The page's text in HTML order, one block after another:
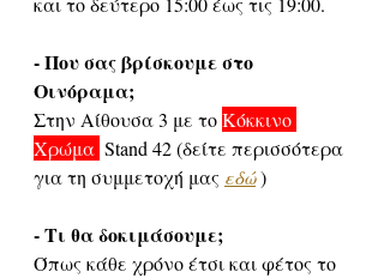
- Που σας βρίσκουμε στο
Οινόραμα;
Στην Αίθουσα 3 με το Κόκκινο
Χρώμα Stand 42 (δείτε περισσότερα
για τη συμμετοχή μας εδώ )
- Τι θα δοκιμάσουμε;
Όπως κάθε χρόνο έτσι και φέτος το